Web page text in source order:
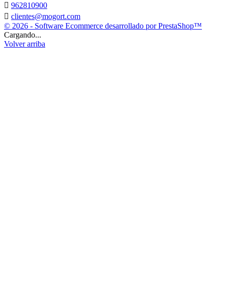
 962810900
 clientes@mogort.com
© 2026 - Software Ecommerce desarrollado por PrestaShop™
Cargando...
Volver arriba